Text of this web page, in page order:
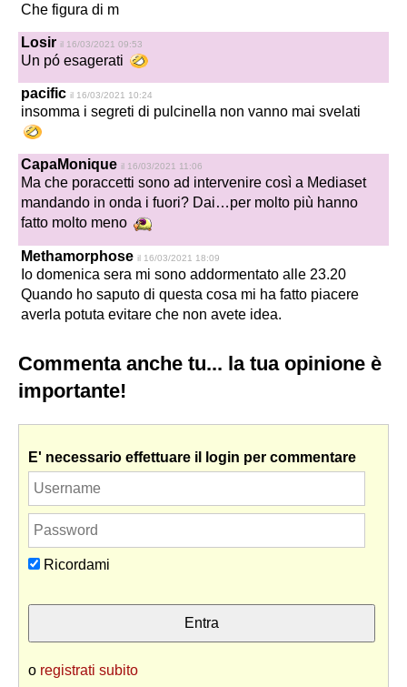
Che figura di m
Losir il 16/03/2021 09:53
Un pó esagerati
pacific il 16/03/2021 10:24
insomma i segreti di pulcinella non vanno mai svelati
CapaMonique il 16/03/2021 11:06
Ma che poraccetti sono ad intervenire così a Mediaset
mandando in onda i fuori? Dai…per molto più hanno
fatto molto meno
Methamorphose il 16/03/2021 18:09
Io domenica sera mi sono addormentato alle 23.20
Quando ho saputo di questa cosa mi ha fatto piacere
averla potuta evitare che non avete idea.
Commenta anche tu... la tua opinione è
importante!
E' necessario effettuare il login per commentare
Ricordami
o registrati subito